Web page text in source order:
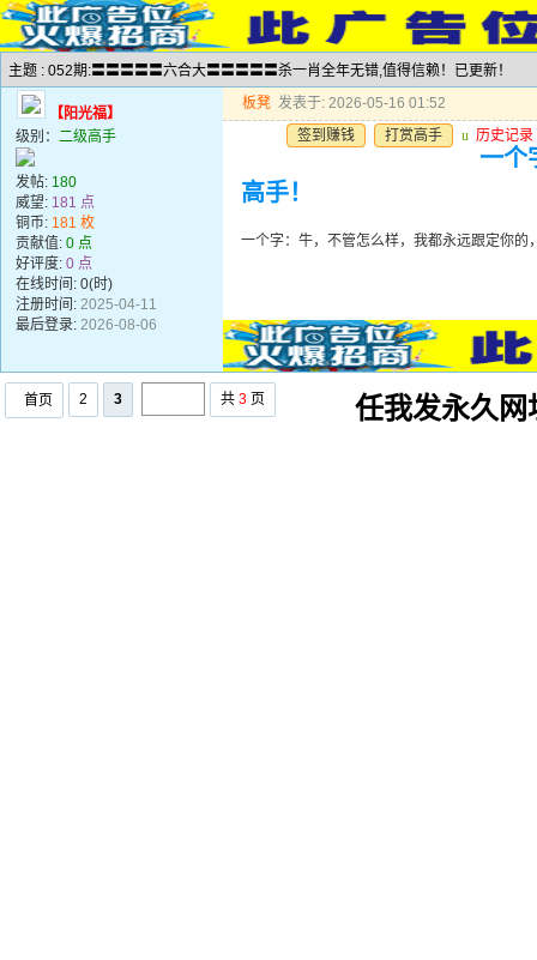
主题 : 052期:〓〓〓〓〓六合大〓〓〓〓〓杀一肖全年无错,值得信赖！已更新！
【阳光福】
级别： 二级高手
发帖: 180
威望: 181 点
铜币: 181 枚
贡献值: 0 点
好评度: 0 点
在线时间: 0(时)
注册时间: 2025-04-11
最后登录: 2026-08-06
板凳 发表于: 2026-05-16 01:52
签到赚钱
打赏高手 u 历史记录
一个
高手！
一个字：牛，不管怎么样，我都永远跟定你的
首页 2 3 共 3 页 任我发永久网